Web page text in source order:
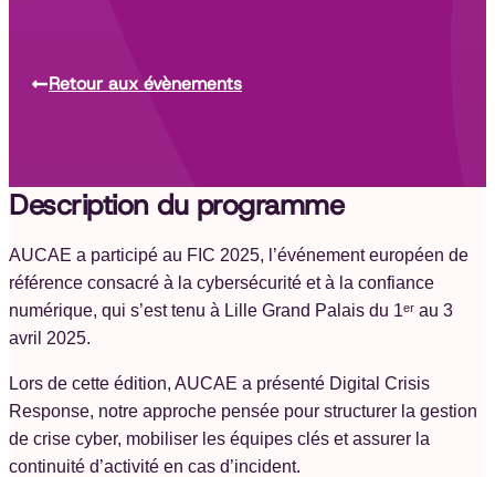
Retour aux évènements
Description du programme
AUCAE a participé au FIC 2025, l’événement européen de
référence consacré à la cybersécurité et à la confiance
numérique, qui s’est tenu à Lille Grand Palais du 1ᵉʳ au 3
avril 2025.
Lors de cette édition, AUCAE a présenté Digital Crisis
Response, notre approche pensée pour structurer la gestion
de crise cyber, mobiliser les équipes clés et assurer la
continuité d’activité en cas d’incident.